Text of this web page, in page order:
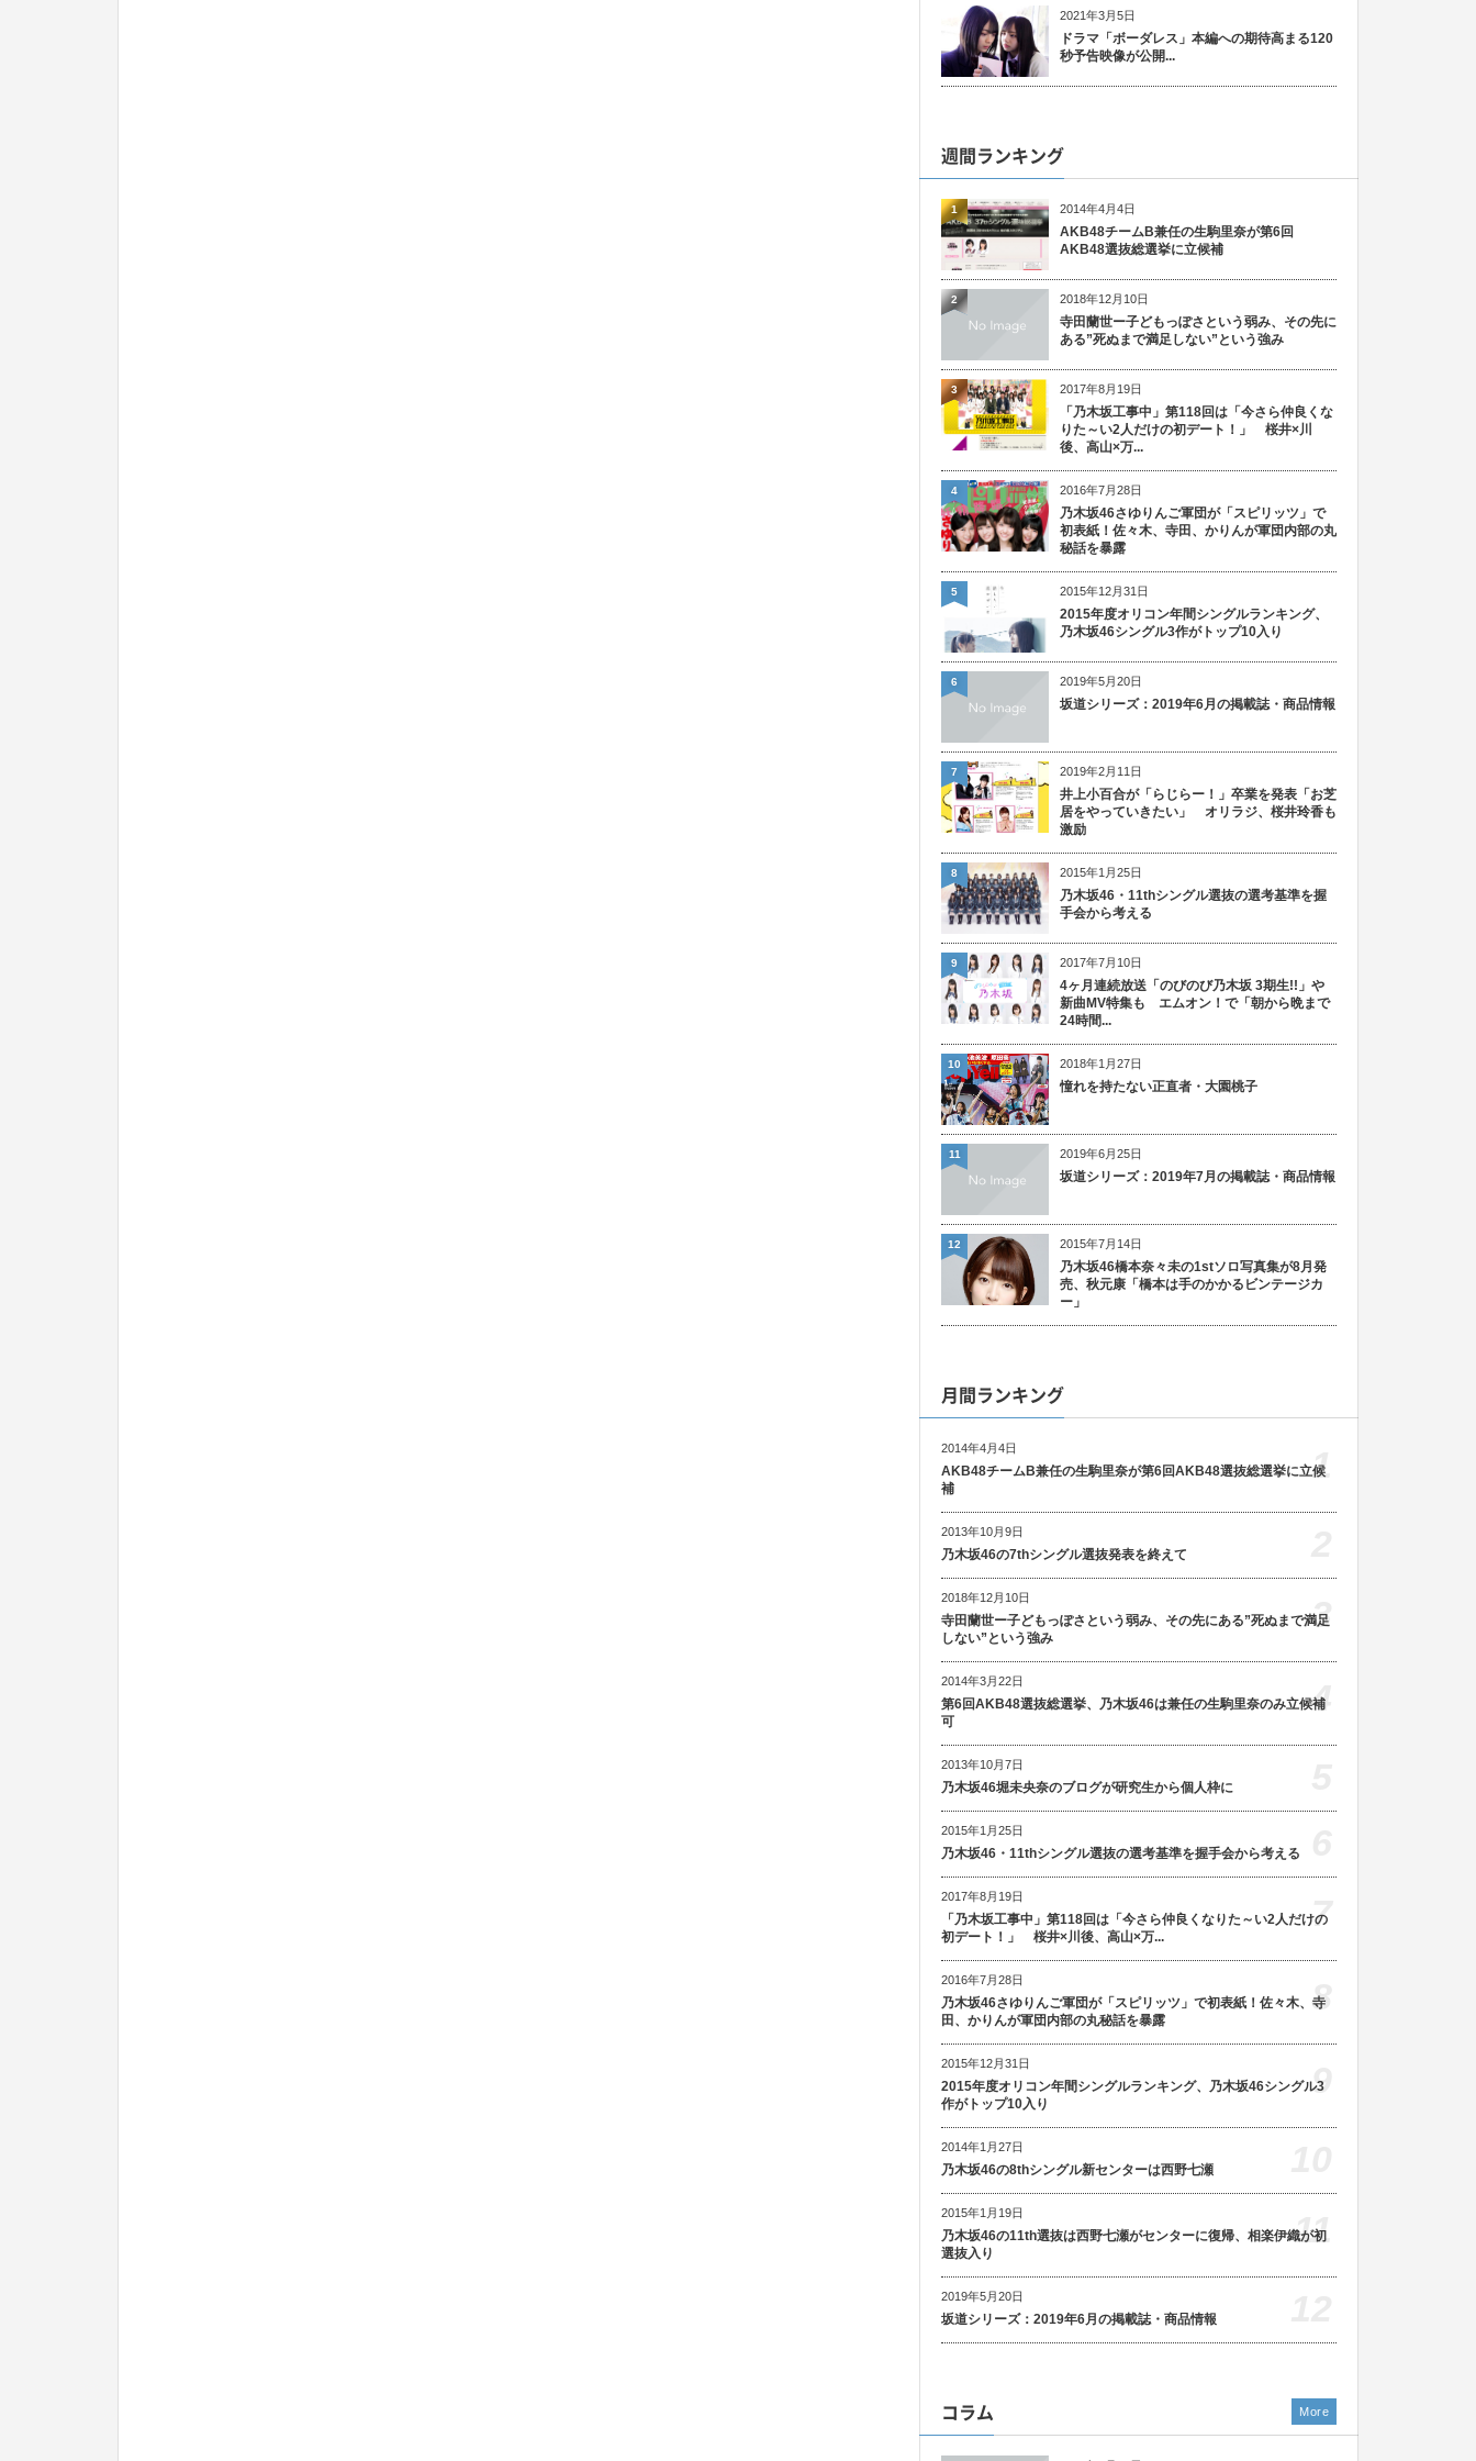
2021年3月5日
ドラマ「ボーダレス」本編への期待高まる120
秒予告映像が公開...
週間ランキング
2014年4月4日
AKB48チームB兼任の生駒里奈が第6回
AKB48選抜総選挙に立候補
1
2018年12月10日
寺田蘭世ー子どもっぽさという弱み、その先に
ある”死ぬまで満足しない”という強み
2
2017年8月19日
「乃木坂工事中」第118回は「今さら仲良くな
りた～い2人だけの初デート！」 桜井×川
後、高山×万...
3
2016年7月28日
乃木坂46さゆりんご軍団が「スピリッツ」で
初表紙！佐々木、寺田、かりんが軍団内部の丸
秘話を暴露
4
2015年12月31日
2015年度オリコン年間シングルランキング、
乃木坂46シングル3作がトップ10入り
5
2019年5月20日
坂道シリーズ：2019年6月の掲載誌・商品情報
6
2019年2月11日
井上小百合が「らじらー！」卒業を発表「お芝
居をやっていきたい」 オリラジ、桜井玲香も
激励
7
2015年1月25日
乃木坂46・11thシングル選抜の選考基準を握
手会から考える
8
2017年7月10日
4ヶ月連続放送「のびのび乃木坂 3期生!!」や
新曲MV特集も エムオン！で「朝から晩まで
24時間...
9
2018年1月27日
憧れを持たない正直者・大園桃子
10
2019年6月25日
坂道シリーズ：2019年7月の掲載誌・商品情報
11
2015年7月14日
乃木坂46橋本奈々未の1stソロ写真集が8月発
売、秋元康「橋本は手のかかるビンテージカ
ー」
12
月間ランキング
2014年4月4日
AKB48チームB兼任の生駒里奈が第6回AKB48選抜総選挙に立候
補
1
2013年10月9日
乃木坂46の7thシングル選抜発表を終えて
2018年12月10日
寺田蘭世ー子どもっぽさという弱み、その先にある”死ぬまで満足
しない”という強み
3
2014年3月22日
第6回AKB48選抜総選挙、乃木坂46は兼任の生駒里奈のみ立候補
可
4
2013年10月7日
乃木坂46堀未央奈のブログが研究生から個人枠に
2015年1月25日
乃木坂46・11thシングル選抜の選考基準を握手会から考える
2017年8月19日
「乃木坂工事中」第118回は「今さら仲良くなりた～い2人だけの
初デート！」 桜井×川後、高山×万...
7
2016年7月28日
乃木坂46さゆりんご軍団が「スピリッツ」で初表紙！佐々木、寺
田、かりんが軍団内部の丸秘話を暴露
8
2015年12月31日
2015年度オリコン年間シングルランキング、乃木坂46シングル3
作がトップ10入り
9
2014年1月27日
乃木坂46の8thシングル新センターは西野七瀬
2015年1月19日
乃木坂46の11th選抜は西野七瀬がセンターに復帰、相楽伊織が初
選抜入り
11
2019年5月20日
坂道シリーズ：2019年6月の掲載誌・商品情報
コラム More